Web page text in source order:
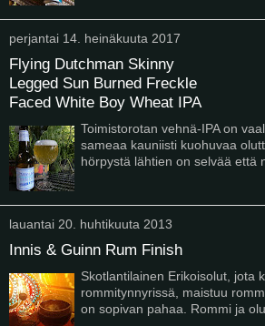
perjantai 14. heinäkuuta 2017
Flying Dutchman Skinny
Legged Sun Burned Freckle
Faced White Boy Wheat IPA
Toimistorotan vehnä-IPA on
sameaa kauniisti kuohuvaa
hörpystä lähtien on selvää että
lauantai 20. huhtikuuta 2013
Innis & Guinn Rum Finish
Skotlantilainen Erikoisolut, jota
rommitynnyrissä, maistuu
on sopivan pahaa. Rommi ja